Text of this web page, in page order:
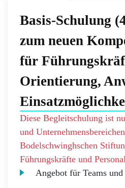
Basis-Schulung
zum neuen
für
Orientierung,
Diese Begleitschulung ist
und
Bodelschwinghschen
Führungskräfte und
Angebot für Teams